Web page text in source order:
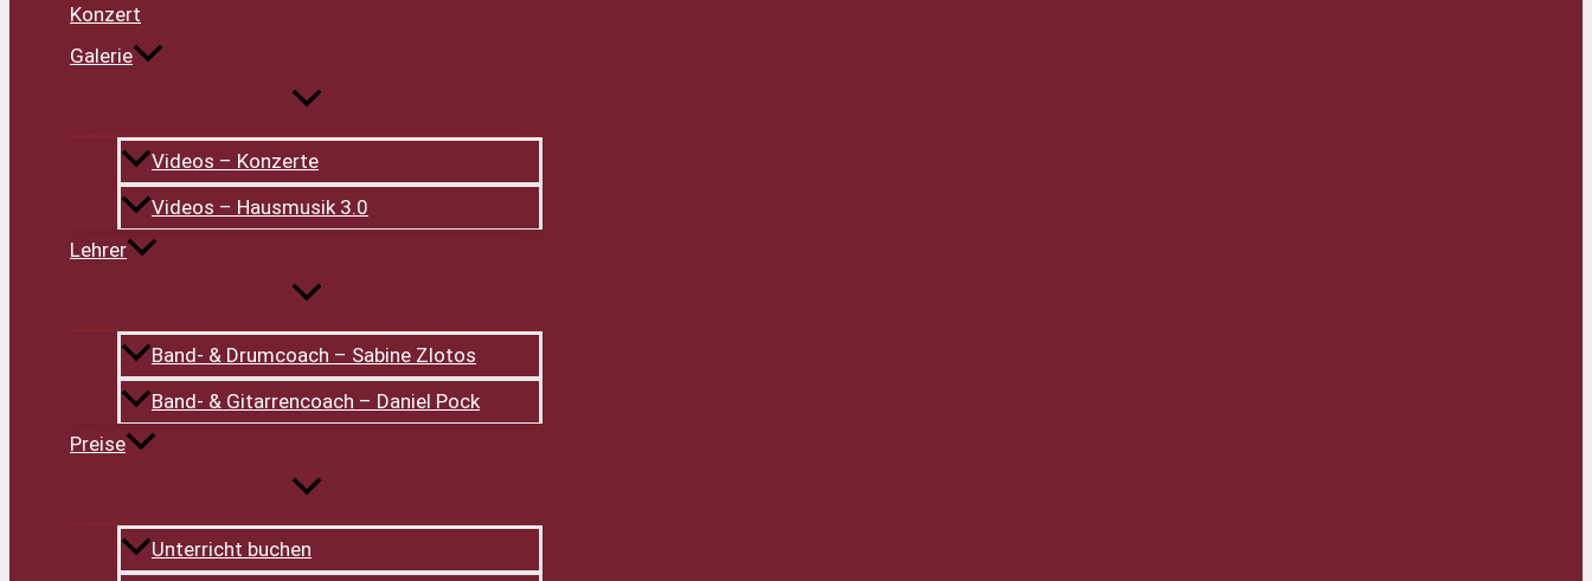
Konzert
Galerie
Videos – Konzerte
Videos – Hausmusik 3.0
Lehrer
Band- & Drumcoach – Sabine Zlotos
Band- & Gitarrencoach – Daniel Pock
Preise
Unterricht buchen